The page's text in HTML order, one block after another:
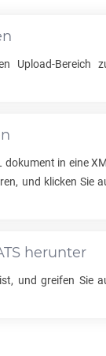
Upload-Bereich
dokument in eine
und klicken Sie
herunter
und greifen Sie